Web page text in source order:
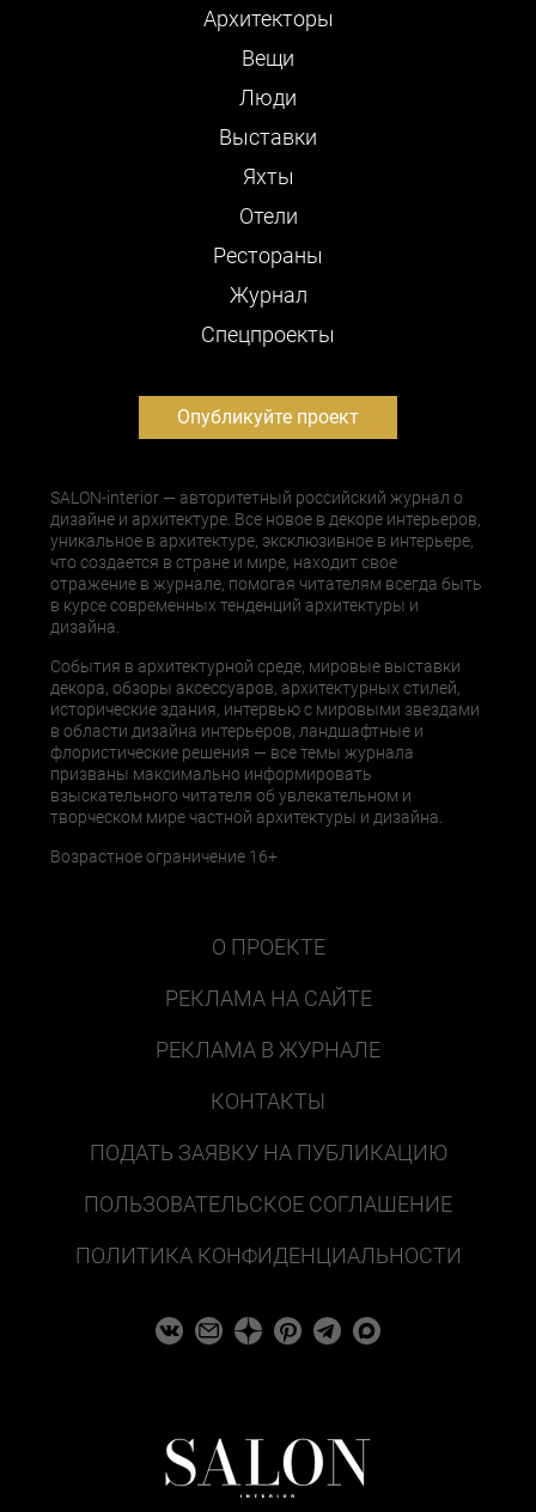
Архитекторы
Вещи
Люди
Выставки
Яхты
Отели
Рестораны
Журнал
Cпецпроекты
Опубликуйте проект
SALON-interior — авторитетный российский журнал о
дизайне и архитектуре. Все новое в декоре интерьеров,
уникальное в архитектуре, эксклюзивное в интерьере,
что создается в стране и мире, находит свое
отражение в журнале, помогая читателям всегда быть
в курсе современных тенденций архитектуры и
дизайна.
События в архитектурной среде, мировые выставки
декора, обзоры аксессуаров, архитектурных стилей,
исторические здания, интервью с мировыми звездами
в области дизайна интерьеров, ландшафтные и
флористические решения — все темы журнала
призваны максимально информировать
взыскательного читателя об увлекательном и
творческом мире частной архитектуры и дизайна.
Возрастное ограничение 16+
О ПРОЕКТЕ
РЕКЛАМА НА САЙТЕ
РЕКЛАМА В ЖУРНАЛЕ
КОНТАКТЫ
ПОДАТЬ ЗАЯВКУ НА ПУБЛИКАЦИЮ
ПОЛЬЗОВАТЕЛЬСКОЕ СОГЛАШЕНИЕ
ПОЛИТИКА КОНФИДЕНЦИАЛЬНОСТИ